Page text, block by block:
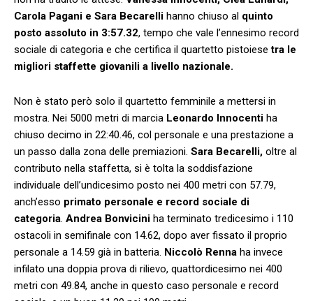
Carola Pagani e Sara Becarelli hanno chiuso al quinto
posto assoluto in 3:57.32, tempo che vale l’ennesimo record
sociale di categoria e che certifica il quartetto pistoiese tra le
migliori staffette giovanili a livello nazionale.
Non è stato però solo il quartetto femminile a mettersi in
mostra. Nei 5000 metri di marcia Leonardo Innocenti ha
chiuso decimo in 22:40.46, col personale e una prestazione a
un passo dalla zona delle premiazioni. Sara Becarelli, oltre al
contributo nella staffetta, si è tolta la soddisfazione
individuale dell’undicesimo posto nei 400 metri con 57.79,
anch’esso primato personale e record sociale di
categoria. Andrea Bonvicini ha terminato tredicesimo i 110
ostacoli in semifinale con 14.62, dopo aver fissato il proprio
personale a 14.59 già in batteria. Niccolò Renna ha invece
infilato una doppia prova di rilievo, quattordicesimo nei 400
metri con 49.84, anche in questo caso personale e record